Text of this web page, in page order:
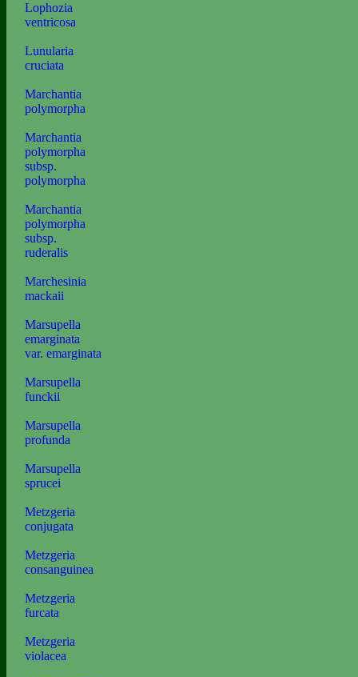
Lophozia
ventricosa
Lunularia
cruciata
Marchantia
polymorpha
Marchantia
polymorpha
subsp.
polymorpha
Marchantia
polymorpha
subsp.
ruderalis
Marchesinia
mackaii
Marsupella
emarginata
var. emarginata
Marsupella
funckii
Marsupella
profunda
Marsupella
sprucei
Metzgeria
conjugata
Metzgeria
consanguinea
Metzgeria
furcata
Metzgeria
violacea